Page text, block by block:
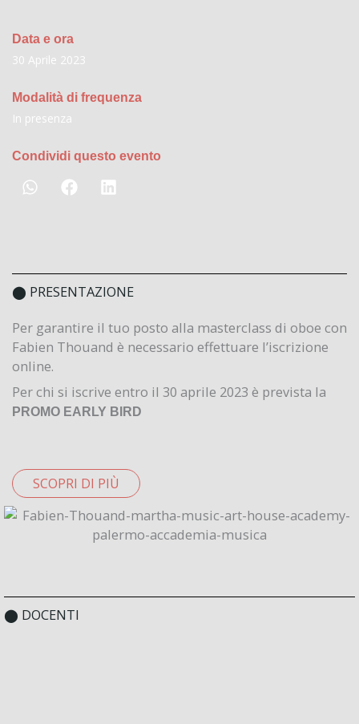
Data e ora
30 Aprile 2023
Modalità di frequenza
In presenza
Condividi questo evento
⬤ PRESENTAZIONE
Per garantire il tuo posto alla masterclass di oboe con
Fabien Thouand è necessario effettuare l’iscrizione
online.
Per chi si iscrive entro il 30 aprile 2023 è prevista la
PROMO EARLY BIRD
SCOPRI DI PIÙ
⬤ DOCENTI